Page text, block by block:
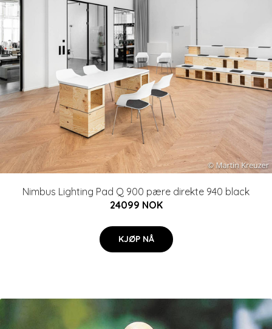
Nimbus Lighting Pad Q 900 pære direkte 940 black
24099 NOK
KJØP NÅ